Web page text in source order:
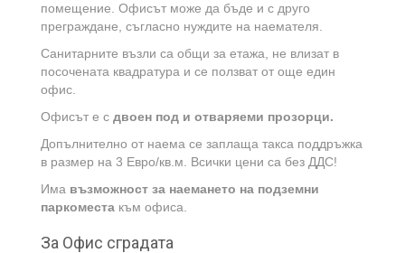
помещение. Офисът може да бъде и с друго
преграждане, съгласно нуждите на наемателя.
Санитарните възли са общи за етажа, не влизат в
посочената квадратура и се ползват от още един
офис.
Офисът е с двоен под и отваряеми прозорци.
Допълнително от наема се заплаща такса поддръжка
в размер на 3 Евро/кв.м. Всички цени са без ДДС!
Има възможност за наемането на подземни
паркоместа към офиса.
За Офис сградата